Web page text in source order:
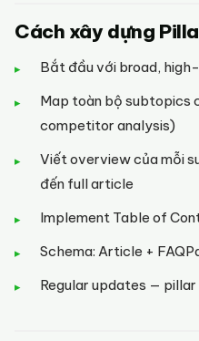
Cách xây dựng
Bắt đầu với broad,
Map toàn bộ subtopics
competitor analysis)
Viết overview của mỗi
đến full article
Implement Table of
Schema: Article +
Regular updates —